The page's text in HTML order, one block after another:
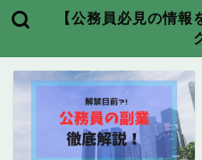
【公務員必見の情